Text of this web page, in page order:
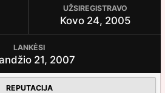
UŽSIREGISTRAVO
Kovo 24, 2005
LANKĖSI
21, 2007
REPUTACIJA